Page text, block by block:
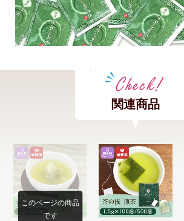
関連商品
このページの商品
です